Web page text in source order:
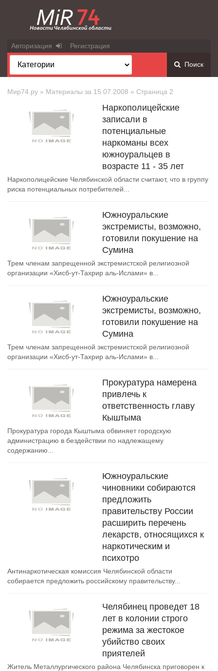
Авторизация Регистрация
Поиск
Мир74.ру » Материалы за 15.07.2008 » Страница 2
Наркополицейские
записали в
потенциальные
наркоманы всех
южноуральцев в
возрасте 11 - 35 лет
Наркополицейские Челябинской области считают, что в группу
риска потенциальных потребителей...
Южноуральские
экстремисты, возможно,
готовили покушение на
Сумина
Трем членам запрещенной экстремистской религиозной
организации «Хисб-ут-Тахрир аль-Ислами» в...
Южноуральские
экстремисты, возможно,
готовили покушение на
Сумина
Трем членам запрещенной экстремистской религиозной
организации «Хисб-ут-Тахрир аль-Ислами» в...
Прокуратура намерена
привлечь к
ответственность главу
Кыштыма
Прокуратура города Кыштыма обвиняет городскую
администрацию в бездействии по надлежащему
содержанию...
Южноуральские
чиновники собираются
предложить
правительству России
расширить перечень
лекарств, относящихся к
наркотическим и
психотро
Антинаркотическая комиссия Челябинской области
собирается предложить российскому правительству...
Челябинец проведет 18
лет в колонии строго
режима за жестокое
убийство своих
приятелей
Житель Металлургического района Челябинска приговорен к